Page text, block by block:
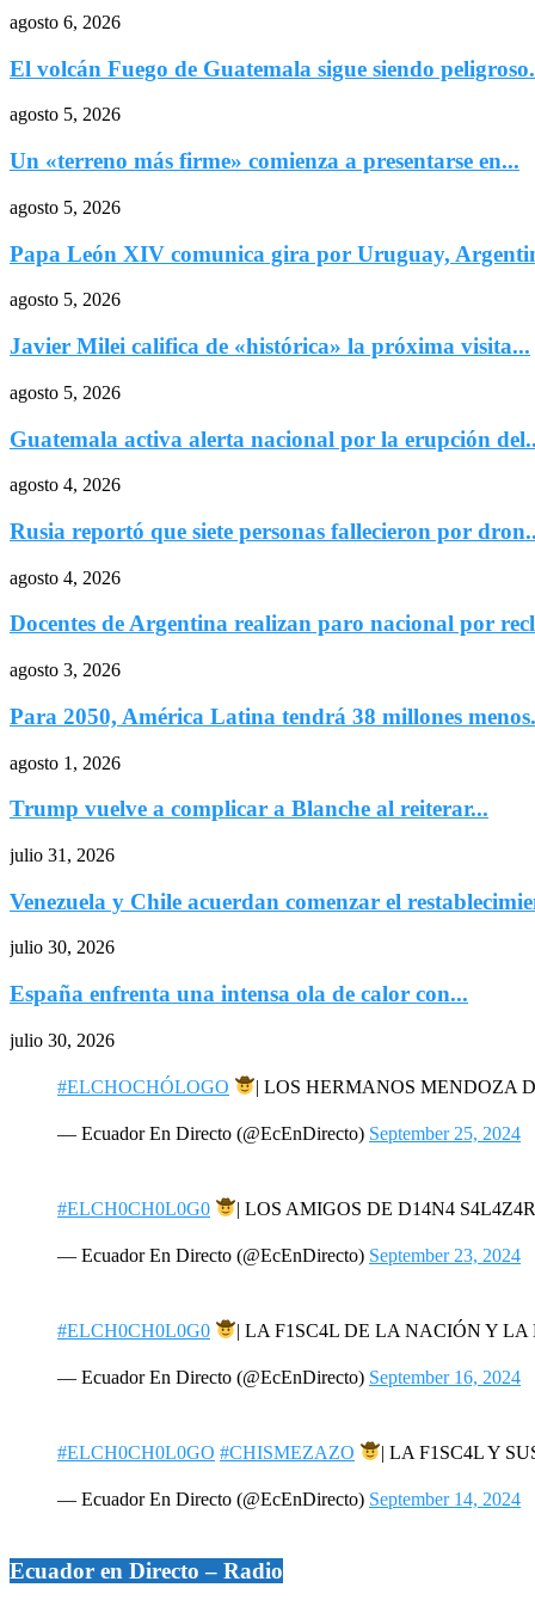
agosto 6, 2026
El volcán Fuego de Guatemala sigue siendo
agosto 5, 2026
Un «terreno más firme» comienza a presentarse en...
agosto 5, 2026
Papa León XIV comunica gira por Uruguay,
agosto 5, 2026
Javier Milei califica de «histórica» la próxima visita...
agosto 5, 2026
Guatemala activa alerta nacional por la erupción
agosto 4, 2026
Rusia reportó que siete personas fallecieron por
agosto 4, 2026
Docentes de Argentina realizan paro nacional por
agosto 3, 2026
Para 2050, América Latina tendrá 38 millones
agosto 1, 2026
Trump vuelve a complicar a Blanche al reiterar...
julio 31, 2026
Venezuela y Chile acuerdan comenzar el
julio 30, 2026
España enfrenta una intensa ola de calor con...
julio 30, 2026
#ELCHOCHÓLOGO | LOS HERMANOS MENDOZA
— Ecuador En Directo (@EcEnDirecto) September 25, 2024
#ELCH0CH0L0G0 | LOS AMIGOS DE D14N4
— Ecuador En Directo (@EcEnDirecto) September 23, 2024
#ELCH0CH0L0G0 | LA F1SC4L DE LA NACIÓN Y
— Ecuador En Directo (@EcEnDirecto) September 16, 2024
#ELCH0CH0L0GO #CHISMEZAZO | LA F1SC4L Y
— Ecuador En Directo (@EcEnDirecto) September 14, 2024
Ecuador en Directo – Radio